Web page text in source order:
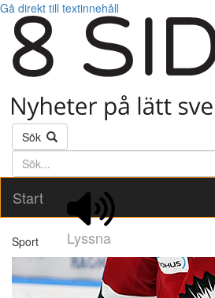
Gå direkt till textinnehåll
Sök
Söktext
Start
Lyssna
Sport